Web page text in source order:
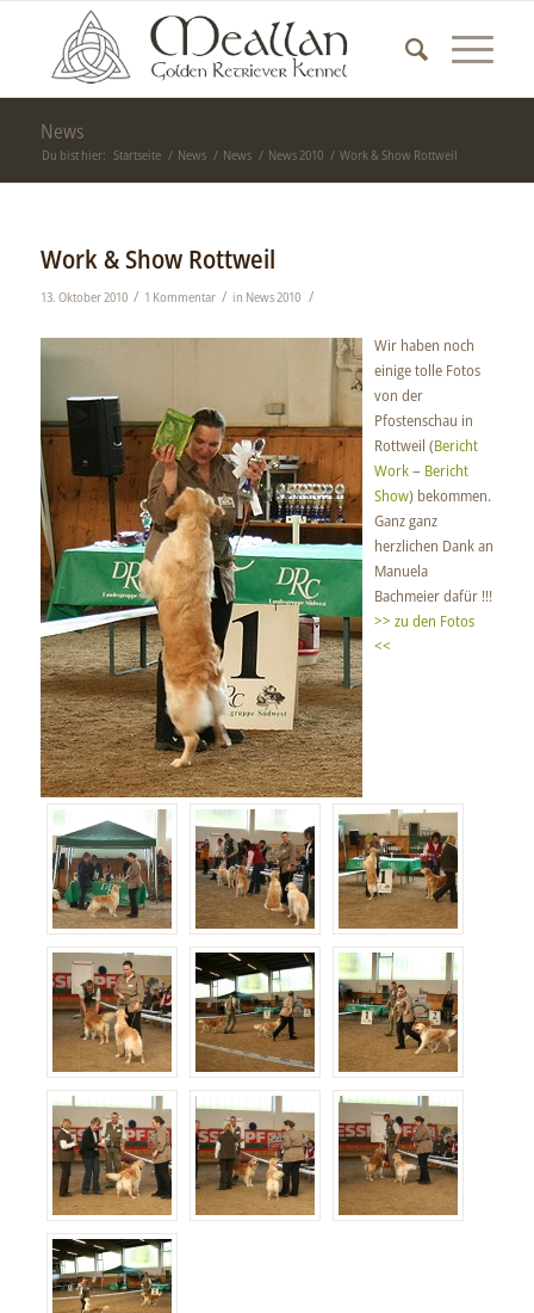
News
Du bist hier: Startseite / News / News / News 2010 / Work & Show Rottweil
Work & Show Rottweil
13. Oktober 2010 / 1 Kommentar / in News 2010 /
Wir haben noch
einige tolle Fotos
von der
Pfostenschau in
Rottweil (Bericht
Work– Bericht
Show) bekommen.
Ganz ganz
herzlichen Dank an
Manuela
Bachmeier dafür !!!
>> zu den Fotos
<<